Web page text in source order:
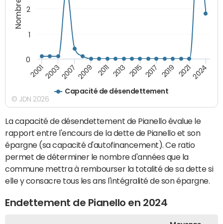
Capacité de désendettement
200120032007 2009 2011 2013 2015 2017 2019 20212024
0
1
2
© JDN 2026
La capacité de désendettement de Pianello évalue le
rapport entre l'encours de la dette de Pianello et son
épargne (sa capacité d'autofinancement). Ce ratio
permet de déterminer le nombre d'années que la
commune mettra à rembourser la totalité de sa dette si
elle y consacre tous les ans l'intégralité de son épargne.
Endettement de Pianello en 2024